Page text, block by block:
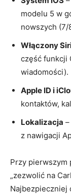
modelu 5 w
nowszych (7/
Włączony
część funkcji
wiadomości).
Apple ID i
kontaktów,
Lokalizacja
z nawigacji
Przy pierwszym
„zezwolić na
Najbezpieczniej